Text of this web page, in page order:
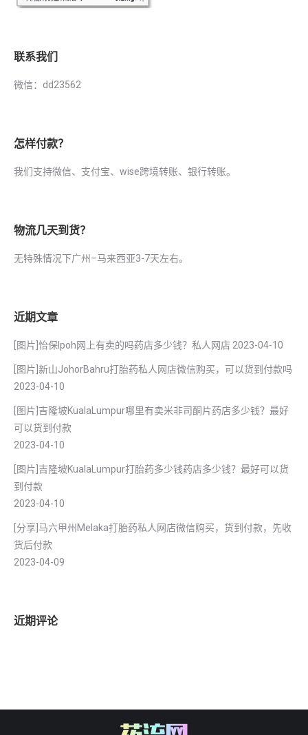
联系我们
微信：dd23562
怎样付款？
我们支持微信、支付宝、wise跨境转账、银行转账。
物流几天到货？
无特殊情况下广州–马来西亚3-7天左右。
近期文章
[图片]怡保lpoh网上有卖的吗药店多少钱？私人网店 2023-04-10
[图片]新山JohorBahru打胎药私人网店微信购买，可以货到付款吗
2023-04-10
[图片]吉隆坡KualaLumpur哪里有卖米非司酮片药店多少钱？最好
可以货到付款
2023-04-10
[图片]吉隆坡KualaLumpur打胎药多少钱药店多少钱？最好可以货
到付款
2023-04-10
[分享]马六甲州Melaka打胎药私人网店微信购买，货到付款，先收
货后付款
2023-04-09
近期评论